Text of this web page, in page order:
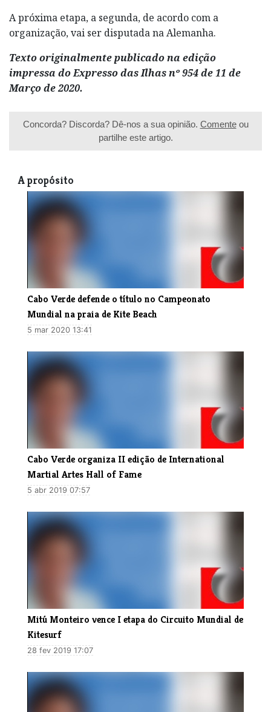
A próxima etapa, a segunda, de acordo com a
organização, vai ser disputada na Alemanha.
Texto originalmente publicado na edição
impressa do Expresso das Ilhas nº 954 de 11 de
Março de 2020.
Concorda? Discorda? Dê-nos a sua opinião. Comenteou
partilhe este artigo.
A propósito
Cabo Verde defende o título no Campeonato
Mundial na praia de Kite Beach
5 mar 2020 13:41
Cabo Verde organiza II edição de International
Martial Artes Hall of Fame
5 abr 2019 07:57
Mitú Monteiro vence I etapa do Circuito Mundial de
Kitesurf
28 fev 2019 17:07